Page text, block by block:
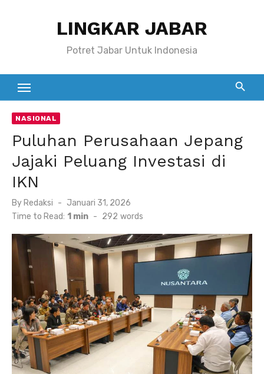
LINGKAR JABAR
Potret Jabar Untuk Indonesia
NASIONAL
Puluhan Perusahaan Jepang
Jajaki Peluang Investasi di
IKN
By Redaksi
Posted
on
Januari 31, 2026
Time to Read: 1 min - 292 words